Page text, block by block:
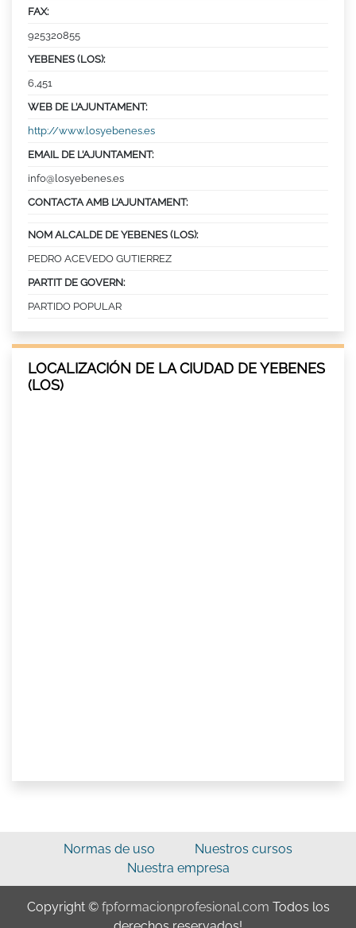
FAX:
925320855
YEBENES (LOS):
6,451
WEB DE L’AJUNTAMENT:
http://www.losyebenes.es
EMAIL DE L’AJUNTAMENT:
info@losyebenes.es
CONTACTA AMB L’AJUNTAMENT:
NOM ALCALDE DE YEBENES (LOS):
PEDRO ACEVEDO GUTIERREZ
PARTIT DE GOVERN:
PARTIDO POPULAR
LOCALIZACIÓN DE LA CIUDAD DE YEBENES
(LOS)
Normas de uso
Nuestros cursos
Nuestra empresa
Copyright © fpformacionprofesional.com Todos los